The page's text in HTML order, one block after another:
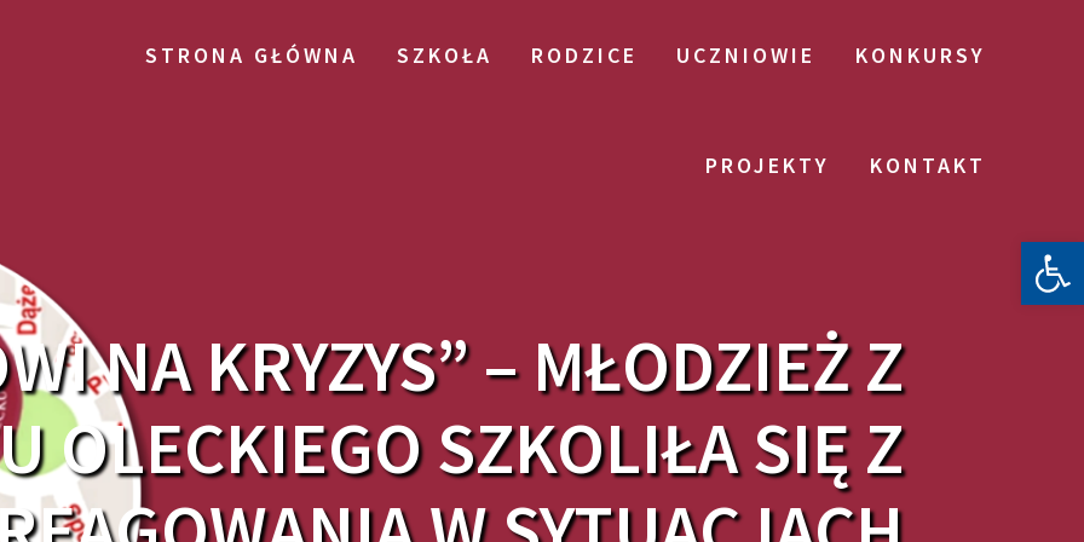
STRONA GŁÓWNA SZKOŁA RODZICE UCZNIOWIE KONKURSY
PROJEKTY KONTAKT
NA KRYZYS” – MŁODZIEŻ Z
OLECKIEGO SZKOLIŁA SIĘ Z